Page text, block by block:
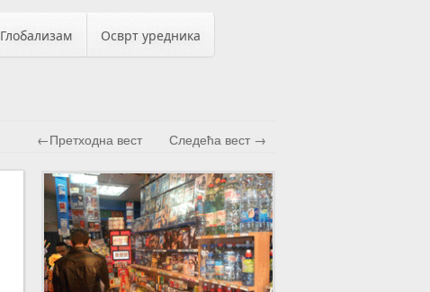
Глобализам Осврт уредника
←Претходна вест Следећа вест →